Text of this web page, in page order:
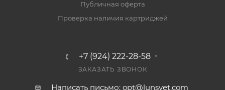
Публичная оферта
Проверка наличия картриджей
+7 (924) 222-28-58
ЗАКАЗАТЬ ЗВОНОК
Написать письмо: opt@lunsvet.com